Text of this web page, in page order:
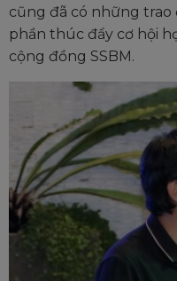
cũng đã có những trao
phần thúc đẩy cơ hội
cộng đồng SSBM.